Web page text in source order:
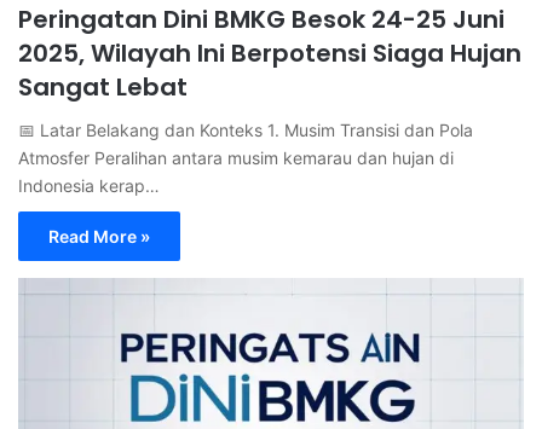
Peringatan Dini BMKG Besok 24-25 Juni
2025, Wilayah Ini Berpotensi Siaga Hujan
Sangat Lebat
📅 Latar Belakang dan Konteks 1. Musim Transisi dan Pola
Atmosfer Peralihan antara musim kemarau dan hujan di
Indonesia kerap…
Read More »